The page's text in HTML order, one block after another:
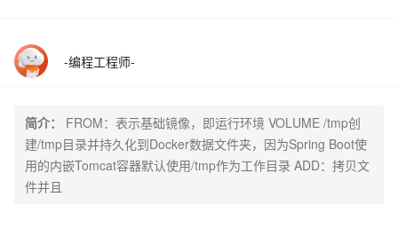
-编程工程师-
简介：
FROM：表示基础镜像，即运行环境 VOLUME /tmp创
建/tmp目录并持久化到Docker数据文件夹，因为Spring Boot使
用的内嵌Tomcat容器默认使用/tmp作为工作目录 ADD：拷贝文
件并且